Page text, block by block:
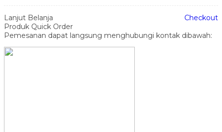
Lanjut Belanja
Checkout
Produk Quick Order
Pemesanan dapat langsung menghubungi kontak dibawah: